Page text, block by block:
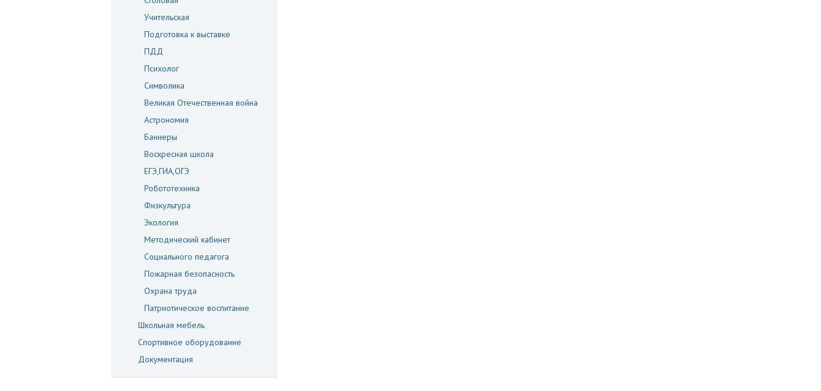
Учительская
Подготовка к выставке
ПДД
Психолог
Символика
Великая Отечественная война
Астрономия
Баннеры
Воскресная школа
ЕГЭ,ГИА,ОГЭ
Робототехника
Физкультура
Экология
Методический кабинет
Социального педагога
Пожарная безопасность
Охрана труда
Патриотическое воспитание
Школьная мебель
Спортивное оборудование
Документация